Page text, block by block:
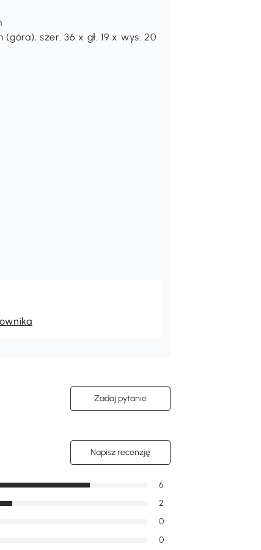
szer. 36 x gł. 19 x wys. 20
Zadaj pytanie
Napisz recenzję
0
0
2
6